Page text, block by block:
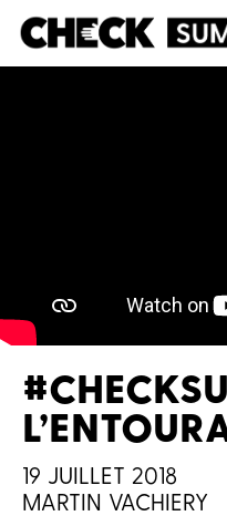
19 JUILLET 2018
MARTIN VACHIERY